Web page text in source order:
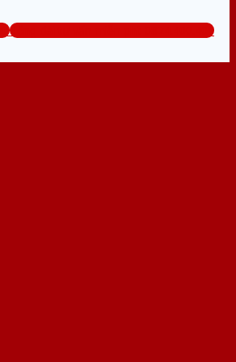
Tổng đài tư vấn miễn phí: 0824.400.400